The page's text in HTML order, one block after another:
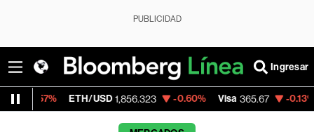
PUBLICIDAD
Ingresar
ETH/USD 1,856.323 -0.60% Visa 365.67 -0.13%